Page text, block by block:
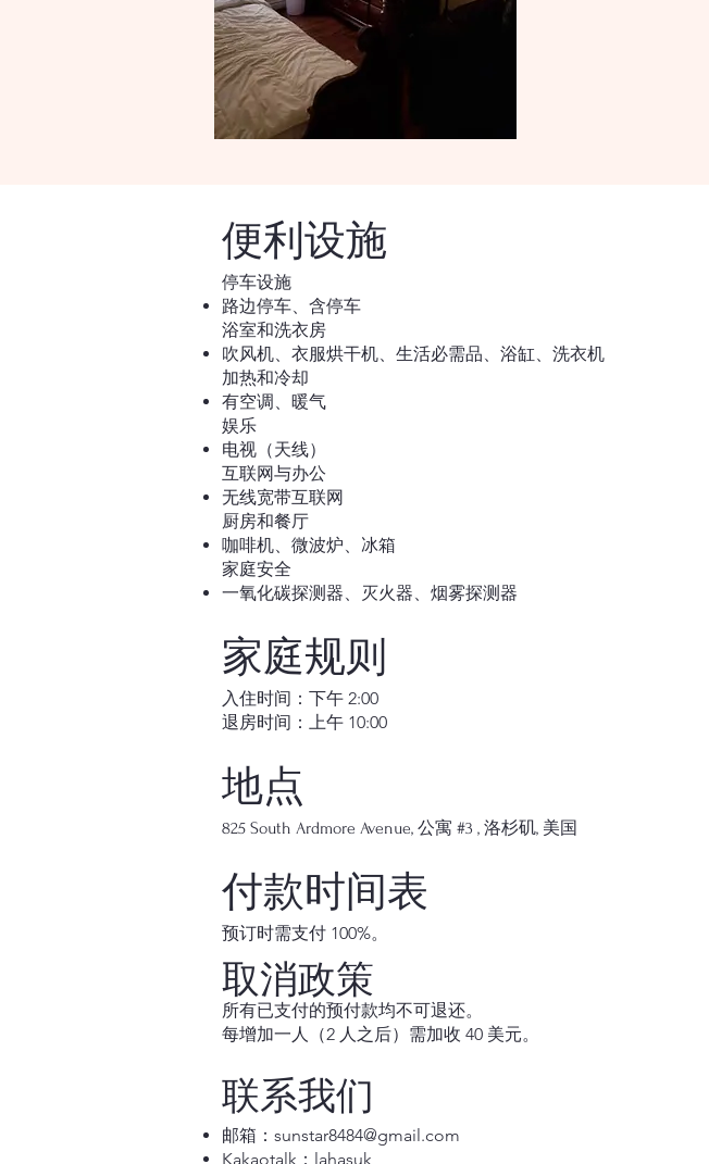
便利设施
停车设施
路边停车、含停车
浴室和洗衣房
吹风机、衣服烘干机、生活必需品、浴缸、洗衣机
加热和冷却
有空调、暖气
娱乐
电视（天线）
互联网与办公
无线宽带互联网
厨房和餐厅
咖啡机、微波炉、冰箱
家庭安全
一氧化碳探测器、灭火器、烟雾探测器
家庭规则
入住时间：下午 2:00
退房时间：上午 10:00
地点
825 South Ardmore Avenue, 公寓 #3 , 洛杉矶, 美国
付款时间表
预订时需支付 100%。
取消政策
所有已支付的预付款均不可退还。
每增加一人（2 人之后）需加收 40 美元。
联系我们
邮箱： sunstar8484@gmail.com
Kakaotalk：lahasuk